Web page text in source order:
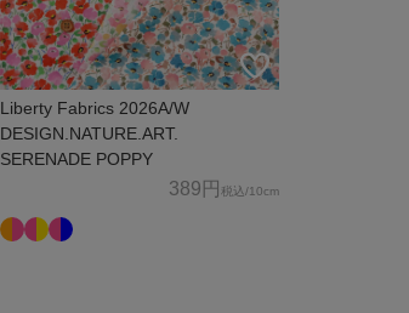
Liberty Fabrics 2026A/W
DESIGN.NATURE.ART.
SERENADE POPPY
389円 税込/10cm